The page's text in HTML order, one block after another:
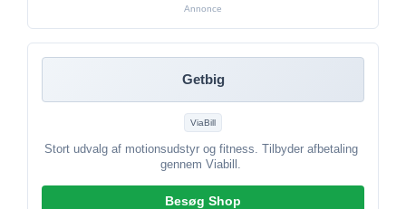
Annonce
Getbig
ViaBill
Stort udvalg af motionsudstyr og fitness. Tilbyder afbetaling
gennem Viabill.
Besøg Shop